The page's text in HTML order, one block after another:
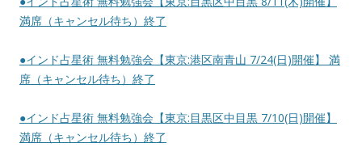
満席（キャンセル待ち）終了
●インド占星術 無料勉強会【東京:港区南青山 7/24(日)開催】 満
席（キャンセル待ち）終了
●インド占星術 無料勉強会【東京:目黒区中目黒 7/10(日)開催】
満席（キャンセル待ち）終了